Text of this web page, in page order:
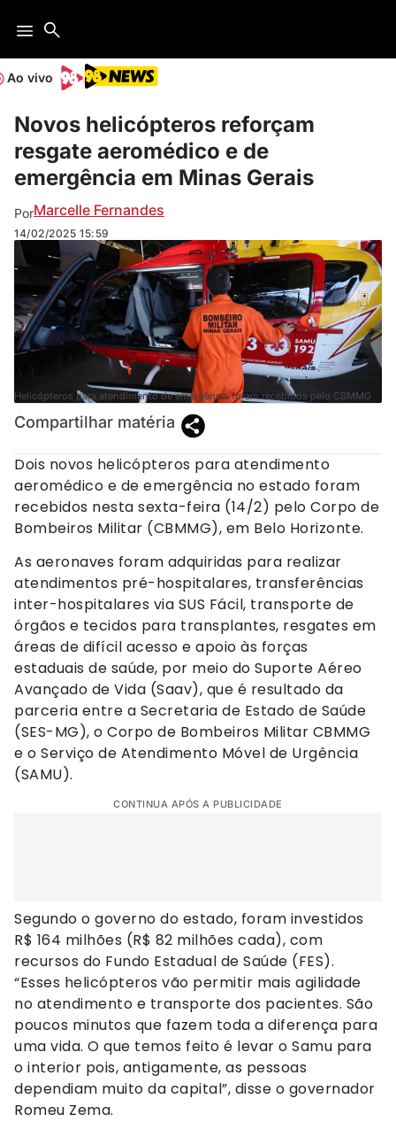
Ao vivo
Novos helicópteros reforçam
resgate aeromédico e de
emergência em Minas Gerais
PorMarcelle Fernandes
14/02/2025 15:59
Helicópteros para atendimento de emergência foram recebidos pelo CBMMG
Compartilhar matéria
Dois novos helicópteros para atendimento
aeromédico e de emergência no estado foram
recebidos nesta sexta-feira (14/2) pelo Corpo de
Bombeiros Militar (CBMMG), em Belo Horizonte.
As aeronaves foram adquiridas para realizar
atendimentos pré-hospitalares, transferências
inter-hospitalares via SUS Fácil, transporte de
órgãos e tecidos para transplantes, resgates em
áreas de difícil acesso e apoio às forças
estaduais de saúde, por meio do Suporte Aéreo
Avançado de Vida (Saav), que é resultado da
parceria entre a Secretaria de Estado de Saúde
(SES-MG), o Corpo de Bombeiros Militar CBMMG
e o Serviço de Atendimento Móvel de Urgência
(SAMU).
CONTINUA APÓS A PUBLICIDADE
Segundo o governo do estado, foram investidos
R$ 164 milhões (R$ 82 milhões cada), com
recursos do Fundo Estadual de Saúde (FES).
“Esses helicópteros vão permitir mais agilidade
no atendimento e transporte dos pacientes. São
poucos minutos que fazem toda a diferença para
uma vida. O que temos feito é levar o Samu para
o interior pois, antigamente, as pessoas
dependiam muito da capital”, disse o governador
Romeu Zema.